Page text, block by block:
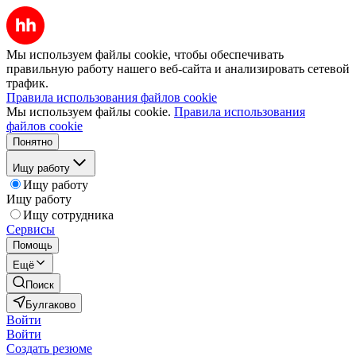
Мы используем файлы cookie, чтобы обеспечивать
правильную работу нашего веб-сайта и анализировать сетевой
трафик.
Правила использования файлов cookie
Мы используем файлы cookie. Правила использования
файлов cookie
Понятно
Ищу работу
Ищу работу
Ищу работу
Ищу сотрудника
Сервисы
Помощь
Ещё
Поиск
Булгаково
Войти
Войти
Создать резюме